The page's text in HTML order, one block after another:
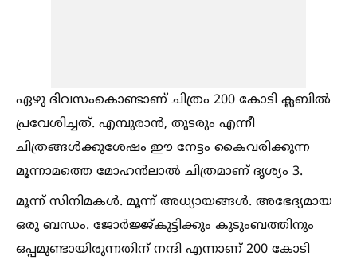
ഏഴു ദിവസംകൊണ്ടാണ് ചിത്രം 200 കോടി ക്ലബില്‍
പ്രവേശിച്ചത്. എമ്പുരാൻ, തുടരും എന്നീ
ചിത്രങ്ങള്‍ക്കുശേഷം ഈ നേട്ടം കൈവരിക്കുന്ന
മൂന്നാമത്തെ മോഹൻലാല്‍ ചിത്രമാണ് ദൃശ്യം 3.
മൂന്ന് സിനിമകള്‍. മൂന്ന് അധ്യായങ്ങള്‍. അഭേദ്യമായ
ഒരു ബന്ധം. ജോർജ്ജ്കുട്ടിക്കും കുടുംബത്തിനും
ഒപ്പമുണ്ടായിരുന്നതിന് നന്ദി എന്നാണ് 200 കോടി